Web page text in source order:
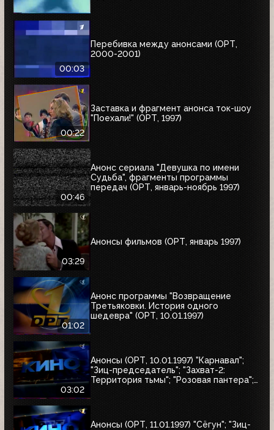
00:03
Перебивка между анонсами (ОРТ,
2000-2001)
00:22
Заставка и фрагмент анонса ток-шоу
"Поехали!" (ОРТ, 1997)
00:46
Анонс сериала "Девушка по имени
Судьба", фрагменты программы
передач (ОРТ, январь-ноябрь 1997)
03:29
Анонсы фильмов (ОРТ, январь 1997)
01:02
Анонс программы "Возвращение
Третьяковки. История одного
шедевра" (ОРТ, 10.01.1997)
03:02
Анонсы (ОРТ, 10.01.1997) "Карнавал";
"Зиц-председатель"; "Захват-2:
Территория тьмы"; "Розовая пантера";
Анонсы (ОРТ, 11.01.1997) "Сёгун"; "Зиц-